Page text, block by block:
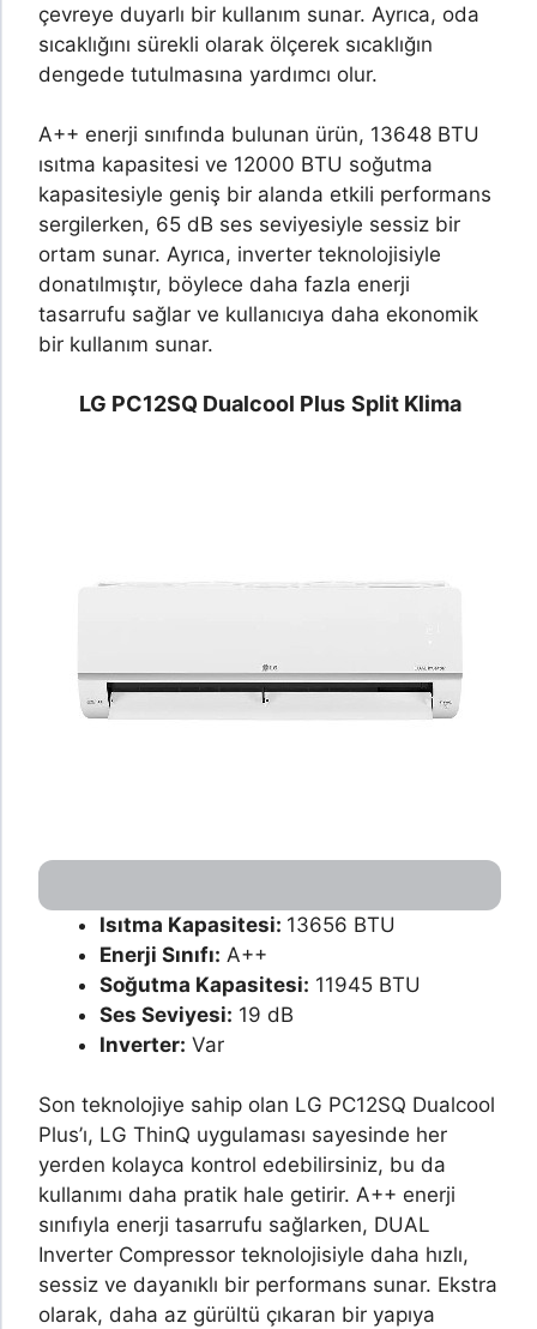
çevreye duyarlı bir kullanım sunar. Ayrıca, oda
sıcaklığını sürekli olarak ölçerek sıcaklığın
dengede tutulmasına yardımcı olur.
A++ enerji sınıfında bulunan ürün, 13648 BTU
ısıtma kapasitesi ve 12000 BTU soğutma
kapasitesiyle geniş bir alanda etkili performans
sergilerken, 65 dB ses seviyesiyle sessiz bir
ortam sunar. Ayrıca, inverter teknolojisiyle
donatılmıştır, böylece daha fazla enerji
tasarrufu sağlar ve kullanıcıya daha ekonomik
bir kullanım sunar.
LG PC12SQ Dualcool Plus Split Klima
Isıtma Kapasitesi: 13656 BTU
Enerji Sınıfı: A++
Soğutma Kapasitesi: 11945 BTU
Ses Seviyesi: 19 dB
Inverter: Var
Son teknolojiye sahip olan LG PC12SQ Dualcool
Plus’ı, LG ThinQ uygulaması sayesinde her
yerden kolayca kontrol edebilirsiniz, bu da
kullanımı daha pratik hale getirir. A++ enerji
sınıfıyla enerji tasarrufu sağlarken, DUAL
Inverter Compressor teknolojisiyle daha hızlı,
sessiz ve dayanıklı bir performans sunar. Ekstra
olarak, daha az gürültü çıkaran bir yapıya